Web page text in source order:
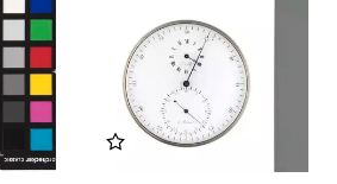
hinzufügenZu meinem Album